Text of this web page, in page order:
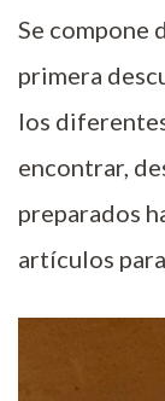
Se compone
primera
los
encontrar,
preparados
artículos